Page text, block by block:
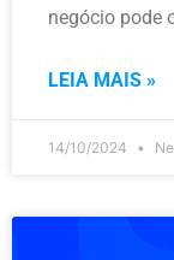
negócio pode
LEIA MAIS »
14/10/2024